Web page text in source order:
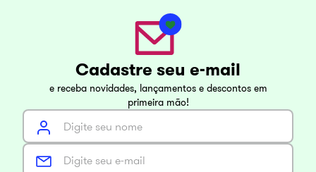
Cadastre seu e-mail
e receba novidades, lançamentos e descontos em
primeira mão!